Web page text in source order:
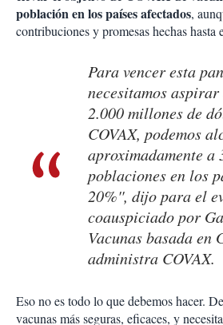
población en los países afectados,
contribuciones y promesas hechas hasta
Para vencer esta
necesitamos aspirar
2.000 millones de
COVAX, podemos
aproximadamente a
poblaciones en los
20%'', dijo para el
coauspiciado por
Vacunas basada en
administra COVAX.
Eso no es todo lo que debemos hacer.
vacunas más seguras, eficaces, y